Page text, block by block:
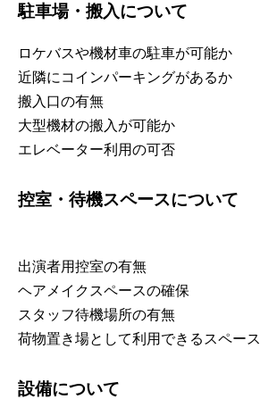
駐車場・搬入について
ロケバスや機材車の駐車が可能か
近隣にコインパーキングがあるか
搬入口の有無
大型機材の搬入が可能か
エレベーター利用の可否
控室・待機スペースについて
出演者用控室の有無
ヘアメイクスペースの確保
スタッフ待機場所の有無
荷物置き場として利用できるスペース
設備について